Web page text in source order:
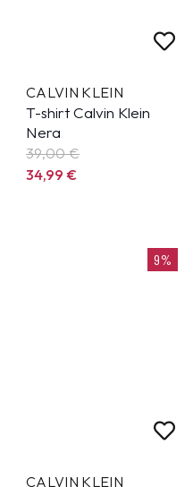
CALVIN KLEIN
T-shirt Calvin Klein
Nera
39,00 €
34,99€
9%
CALVIN KLEIN